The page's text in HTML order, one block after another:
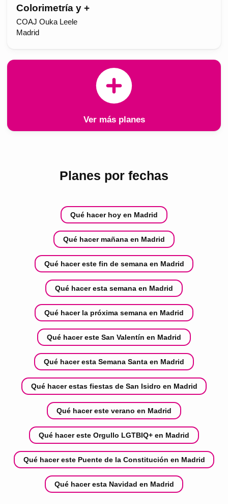
Colorimetría y +
COAJ Ouka Leele
Madrid
Ver más planes
Planes por fechas
Qué hacer hoy en Madrid
Qué hacer mañana en Madrid
Qué hacer este fin de semana en Madrid
Qué hacer esta semana en Madrid
Qué hacer la próxima semana en Madrid
Qué hacer este San Valentín en Madrid
Qué hacer esta Semana Santa en Madrid
Qué hacer estas fiestas de San Isidro en Madrid
Qué hacer este verano en Madrid
Qué hacer este Orgullo LGTBIQ+ en Madrid
Qué hacer este Puente de la Constitución en Madrid
Qué hacer esta Navidad en Madrid